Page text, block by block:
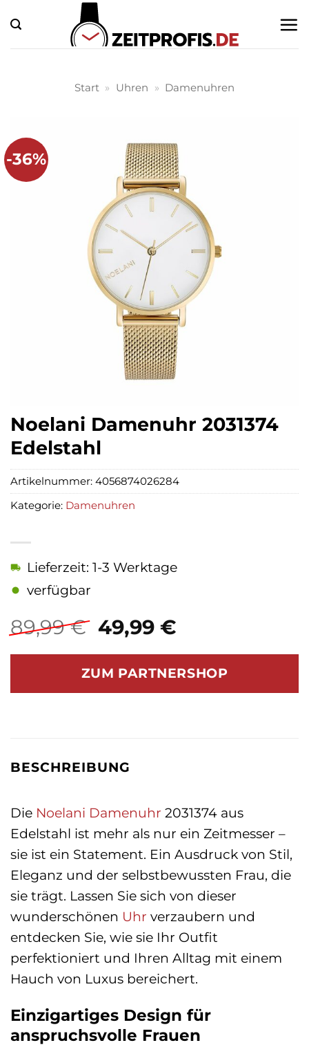
Inhalt
springen
Start » Uhren » Damenuhren
-36%
Noelani Damenuhr 2031374
Edelstahl
89,99€ Ursprünglicher
Preis
war:
89,99 €
49,99 €Aktueller
ist:
49,99 €.
Lieferzeit: 1-3 Werktage
verfügbar
ZUM PARTNERSHOP
Artikelnummer: 4056874026284
Kategorie: Damenuhren
BESCHREIBUNG
Die Noelani Damenuhr 2031374 aus
Edelstahl ist mehr als nur ein Zeitmesser –
sie ist ein Statement. Ein Ausdruck von Stil,
Eleganz und der selbstbewussten Frau, die
sie trägt. Lassen Sie sich von dieser
wunderschönen Uhr verzaubern und
entdecken Sie, wie sie Ihr Outfit
perfektioniert und Ihren Alltag mit einem
Hauch von Luxus bereichert.
Einzigartiges Design für
anspruchsvolle Frauen